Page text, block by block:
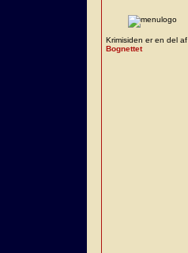
Krimisiden er en del af
Bognettet